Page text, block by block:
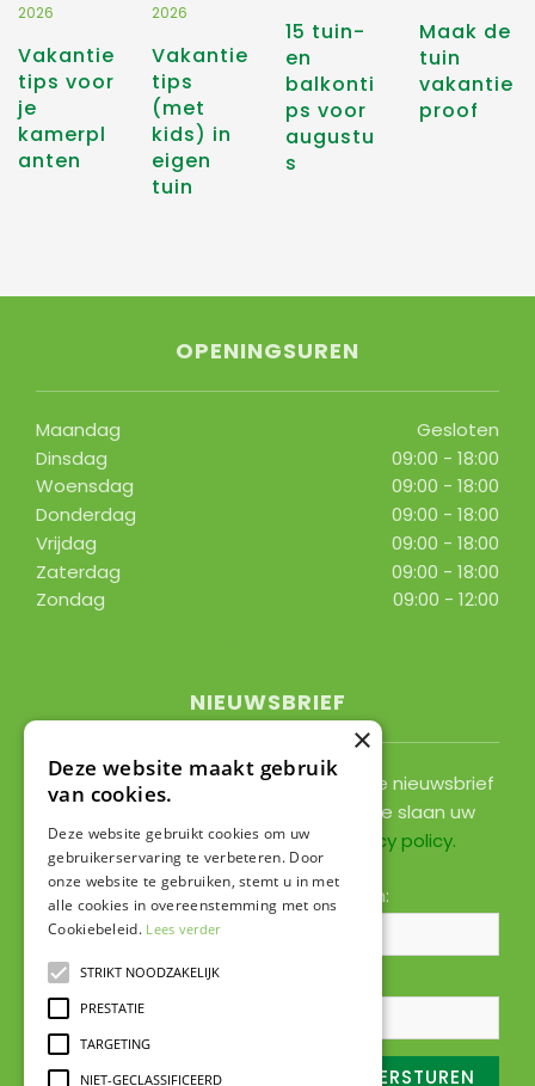
Vakantie
tips voor
je
kamerpl
anten
2026
Vakantie
tips
(met
kids) in
eigen
tuin
2026
15 tuin-
en
balkonti
ps voor
augustu
s
Maak de
tuin
vakantie
proof
OPENINGSUREN
Maandag
Gesloten
Dinsdag
09:00 - 18:00
Woensdag
09:00 - 18:00
Donderdag
09:00 - 18:00
Vrijdag
09:00 - 18:00
Zaterdag
09:00 - 18:00
Zondag
09:00 - 12:00
NIEUWSBRIEF
Ontvang ongeveer 1x per 2 weken onze nieuwsbrief
met acties, nieuws & activiteiten! We slaan uw
gegevens op conform onze
privacy policy.
Voornaam: Achternaam:
E-mailadres:*
×
Deze website maakt gebruik
van cookies.
Deze website gebruikt cookies om uw
gebruikerservaring te verbeteren. Door
onze website te gebruiken, stemt u in met
alle cookies in overeenstemming met ons
Cookiebeleid. Lees verder
STRIKT NOODZAKELIJK
PRESTATIE
TARGETING
NIET-GECLASSIFICEERD